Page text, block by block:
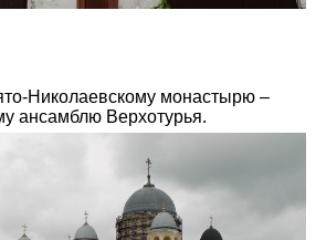
Николаевскому монастырю –
ансамблю Верхотурья.